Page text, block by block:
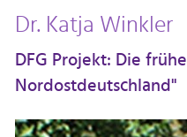
Dr. Katja Winkler
DFG Projekt: Die
Nordostdeutschland"